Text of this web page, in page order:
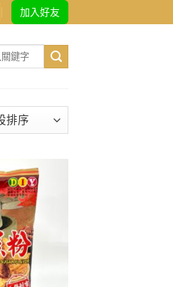
加入好友